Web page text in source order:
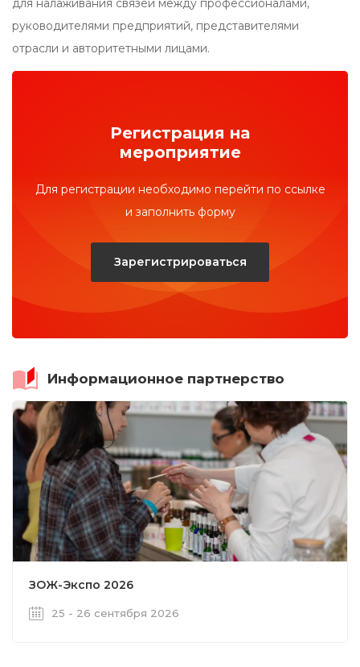
для налаживания связей между профессионалами,
руководителями предприятий, представителями
отрасли и авторитетными лицами.
Регистрация на
мероприятие
Для регистрации необходимо перейти по ссылке
и заполнить форму
Зарегистрироваться
Информационное партнерство
ЗОЖ-Экспо 2026
25 - 26 сентября 2026